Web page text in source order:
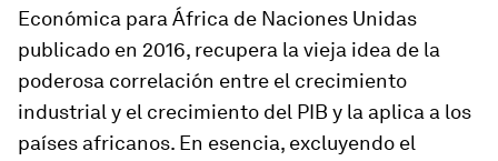
Económica para África de Naciones Unidas
publicado en 2016, recupera la vieja idea de la
poderosa correlación entre el crecimiento
industrial y el crecimiento del PIB y la aplica a los
países africanos. En esencia, excluyendo el